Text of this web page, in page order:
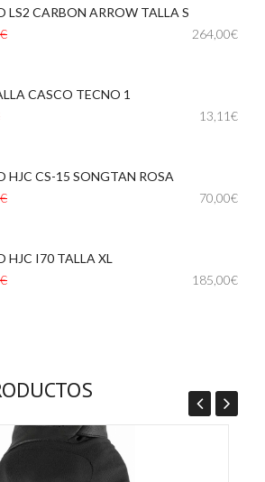
LS2 CARBON ARROW TALLA S
264,00€
CASCO TECNO 1
13,11€
HJC CS-15 SONGTAN ROSA
70,00€
HJC I70 TALLA XL
185,00€